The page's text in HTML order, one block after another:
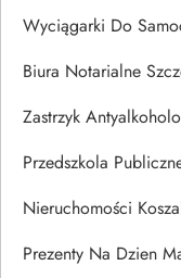
Wyciągarki Do
Biura Notarialne
Zastrzyk
Przedszkola
Nieruchomości
Prezenty Na Dzien